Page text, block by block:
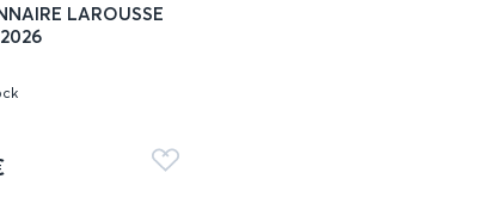
LAROUSSE
Ajouter